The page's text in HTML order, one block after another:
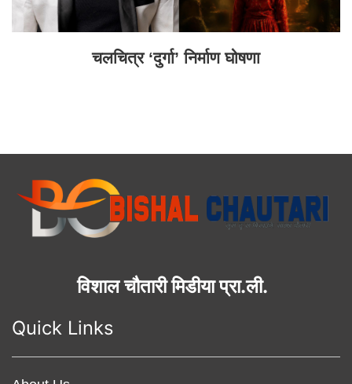
चलचित्र ‘दुर्गा’ निर्माण घोषणा
विशाल चौतारी मिडीया प्रा.ली.
Quick Links